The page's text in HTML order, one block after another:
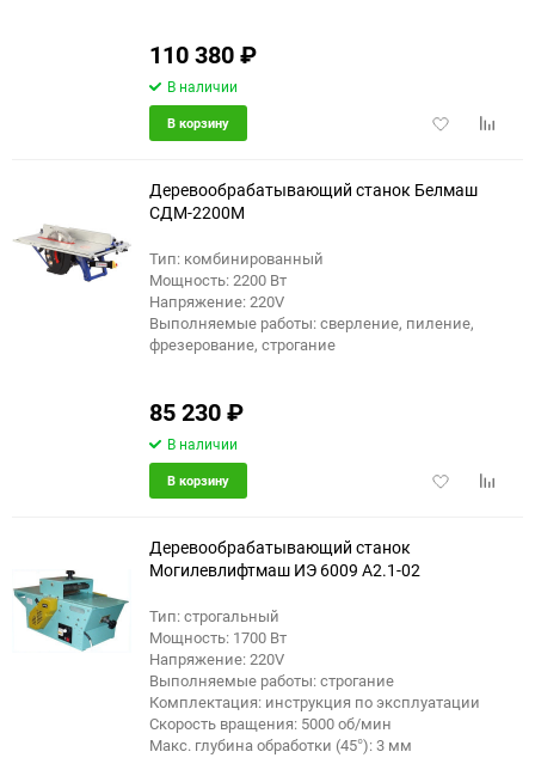
110 380₽
В наличии
Добавить
В корзину
Деревообрабатывающий станок Белмаш
СДМ-2200M
Тип: комбинированный
Мощность: 2200 Вт
Напряжение: 220V
Выполняемые работы: сверление, пиление,
фрезерование, строгание
85 230₽
В наличии
Добавить
В корзину
Деревообрабатывающий станок
Могилевлифтмаш ИЭ 6009 А2.1-02
Тип: строгальный
Мощность: 1700 Вт
Напряжение: 220V
Выполняемые работы: строгание
Комплектация: инструкция по эксплуатации
Скорость вращения: 5000 об/мин
Макс. глубина обработки (45°): 3 мм